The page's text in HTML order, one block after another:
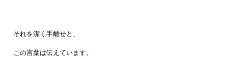
それを潔く手離せと、
この言葉は伝えています。